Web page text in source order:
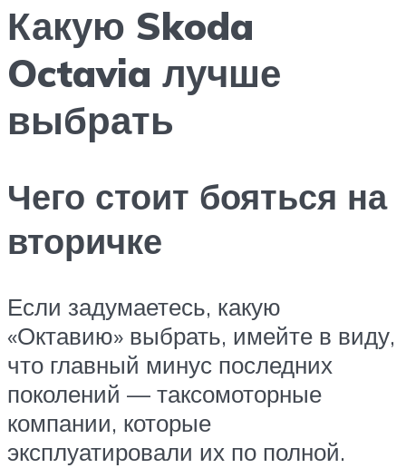
Какую Skoda
Octavia лучше
выбрать
Чего стоит бояться на
вторичке
Если задумаетесь, какую
«Октавию» выбрать, имейте в виду,
что главный минус последних
поколений — таксомоторные
компании, которые
эксплуатировали их по полной.